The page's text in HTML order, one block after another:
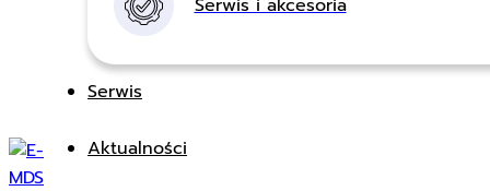
Serwis i akcesoria
Serwis
Aktualności